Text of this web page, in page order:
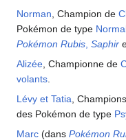
Norman , Champion de
Pokémon de type
Pokémon Rubis Saphir
Alizée , Championne de
volants
Lévy et Tatia ,
des Pokémon de type
Marc (dans Pokémon